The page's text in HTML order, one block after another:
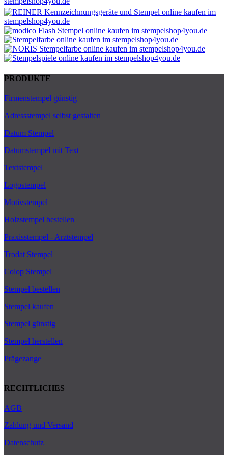
PRODUKTE
Firmenstempel günstig
Adressstempel selbst gestalten
Datum Stempel
Datumstempel mit Text
Textstempel
Logostempel
Motivstempel
Holzstempel bestellen
Praxisstempel - Arztstempel
Trodat Stempel
Colop Stempel
Stempel bestellen
Stempel kaufen
Stempel günstig
Stempel herstellen
Prägezange
RECHTLICHES
AGB
Zahlung und Versand
Datenschutz